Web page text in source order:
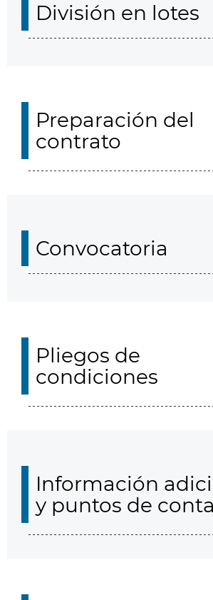
División en lotes
Preparación del
contrato
Convocatoria
Pliegos de
condiciones
Información
y puntos de